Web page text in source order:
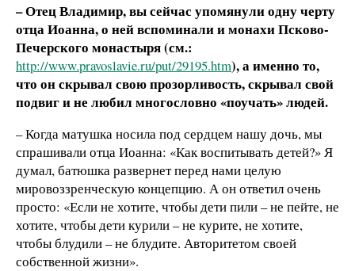
– Отец Владимир, вы сейчас упомянули одну черту
отца Иоанна, о ней вспоминали и монахи Псково-
Печерского монастыря (см.:
http://www.pravoslavie.ru/put/29195.htm), а именно то,
что он скрывал свою прозорливость, скрывал свой
подвиг и не любил многословно «поучать» людей.
– Когда матушка носила под сердцем нашу дочь, мы
спрашивали отца Иоанна: «Как воспитывать детей?» Я
думал, батюшка развернет перед нами целую
мировоззренческую концепцию. А он ответил очень
просто: «Если не хотите, чтобы дети пили – не пейте, не
хотите, чтобы дети курили – не курите, не хотите,
чтобы блудили – не блудите. Авторитетом своей
собственной жизни».